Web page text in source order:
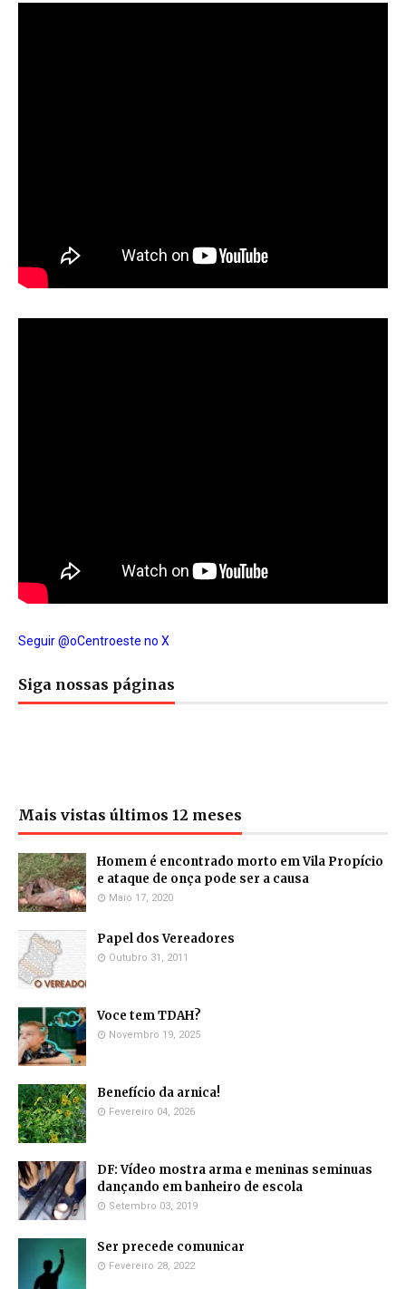
Seguir @oCentroeste no X
Siga nossas páginas
Mais vistas últimos 12 meses
Homem é encontrado morto em Vila Propício
e ataque de onça pode ser a causa
Maio 17, 2020
Papel dos Vereadores
Outubro 31, 2011
Voce tem TDAH?
Novembro 19, 2025
Benefício da arnica!
Fevereiro 04, 2026
DF: Vídeo mostra arma e meninas seminuas
dançando em banheiro de escola
Setembro 03, 2019
Ser precede comunicar
Fevereiro 28, 2022